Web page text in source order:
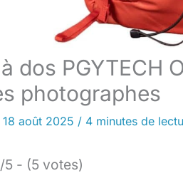
dos PGYTECH
photographes
18 août 2025 / 4 minutes de
5 - (5 votes)